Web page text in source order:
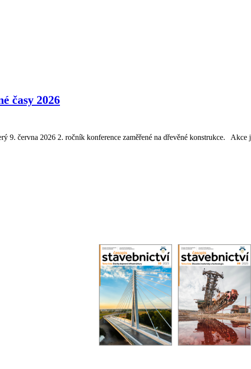
časy 2026
9. června 2026 2. ročník konference zaměřené na dřevěné konstrukce. Akce